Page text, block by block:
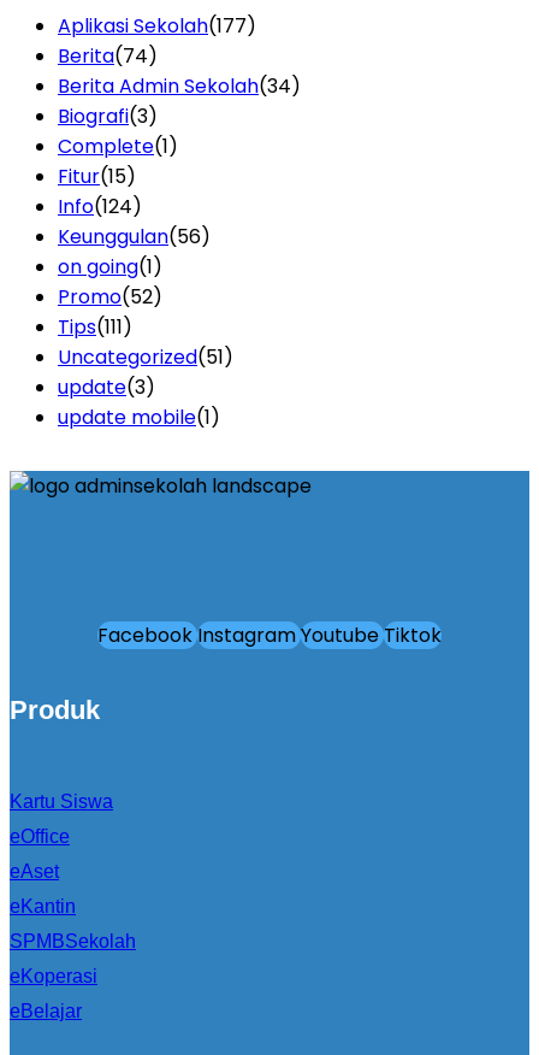
Aplikasi Sekolah(177)
Berita(74)
Berita Admin Sekolah(34)
Biografi(3)
Complete(1)
Fitur(15)
Info(124)
Keunggulan(56)
on going(1)
Promo(52)
Tips(111)
Uncategorized(51)
update(3)
update mobile(1)
FacebookInstagramYoutubeTiktok
Produk
Kartu Siswa
eOffice
eAset
eKantin
SPMBSekolah
eKoperasi
eBelajar